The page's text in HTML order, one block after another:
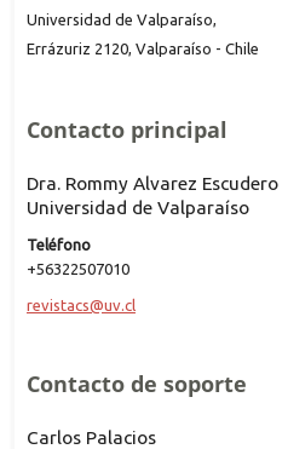
Universidad de Valparaíso,
Errázuriz 2120, Valparaíso - Chile
Contacto principal
Dra. Rommy Alvarez Escudero
Universidad de Valparaíso
Teléfono
+56322507010
revistacs@uv.cl
Contacto de soporte
Carlos Palacios